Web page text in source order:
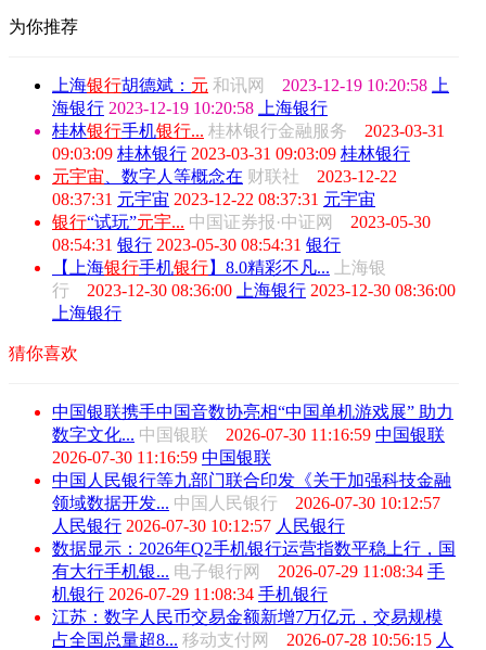
为你推荐
上海银行胡德斌： 元 和讯网 2023-12-19 10:20:58
上
海银行 2023-12-19 10:20:58
上海银行
桂林银行手机银行... 桂林银行金融服务 2023-03-31
09:03:09 桂林银行 2023-03-31 09:03:09 桂林银行
元宇宙 、数字人等概念在 财联社 2023-12-22
08:37:31 元宇宙 2023-12-22 08:37:31 元宇宙
银行“试玩”元宇... 中国证券报·中证网 2023-05-30
08:54:31 银行 2023-05-30 08:54:31 银行
【上海银行手机银行】8.0精彩不凡...
上海银
行 2023-12-30 08:36:00 上海银行 2023-12-30 08:36:00
上海银行
猜你喜欢
中国银联携手中国音数协亮相“中国单机游戏展” 助力
数字文化... 中国银联 2026-07-30 11:16:59 中国银联
2026-07-30 11:16:59 中国银联
中国人民银行等九部门联合印发《关于加强科技金融
领域数据开发... 中国人民银行 2026-07-30 10:12:57
人民银行 2026-07-30 10:12:57 人民银行
数据显示：2026年Q2手机银行运营指数平稳上行，国
有大行手机银... 电子银行网 2026-07-29 11:08:34 手
机银行 2026-07-29 11:08:34 手机银行
江苏：数字人民币交易金额新增7万亿元，交易规模
占全国总量超8... 移动支付网 2026-07-28 10:56:15 人